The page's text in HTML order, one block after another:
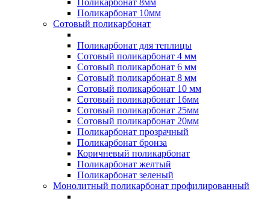
Поликарбонат 10мм
Сотовый поликарбонат
Поликарбонат для теплицы
Сотовый поликарбонат 4 мм
Сотовый поликарбонат 6 мм
Сотовый поликарбонат 8 мм
Сотовый поликарбонат 10 мм
Сотовый поликарбонат 16мм
Сотовый поликарбонат 25мм
Сотовый поликарбонат 20мм
Поликарбонат прозрачный
Поликарбонат бронза
Коричневый поликарбонат
Поликарбонат желтый
Поликарбонат зеленый
Монолитный поликарбонат профилированный